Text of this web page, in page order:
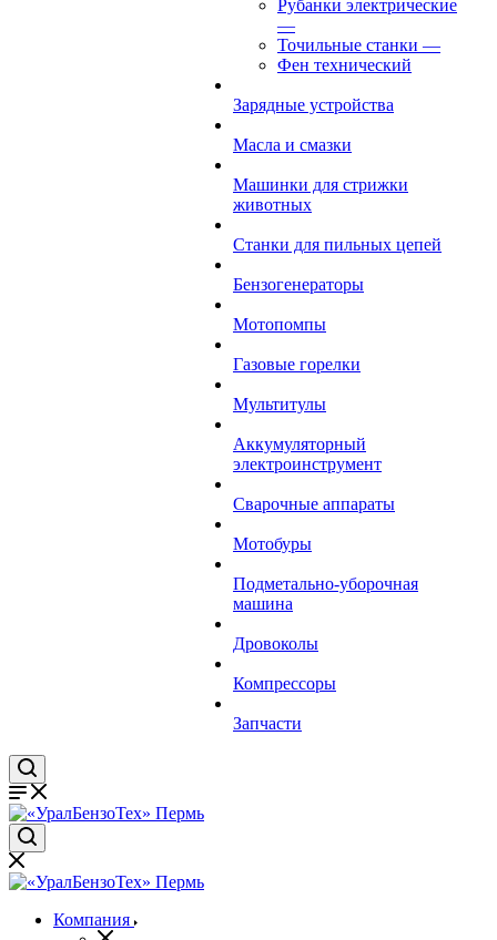
Рубанки электрические
—
Точильные станки —
Фен технический
Зарядные устройства
Масла и смазки
Машинки для стрижки
животных
Станки для пильных цепей
Бензогенераторы
Мотопомпы
Газовые горелки
Мультитулы
Аккумуляторный
электроинструмент
Сварочные аппараты
Мотобуры
Подметально-уборочная
машина
Дровоколы
Компрессоры
Запчасти
Компания